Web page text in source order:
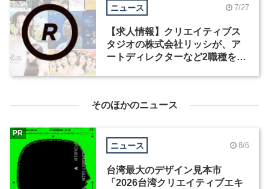
ニュース 7/27
【求人情報】クリエイティブス
タジオの株式会社リッシが、ア
ートディレクターなど2職種を募
そのほかのニュース
ニュース 8/6
台湾最大のデザイン見本市
「2026台湾クリエイティブエキ
PR